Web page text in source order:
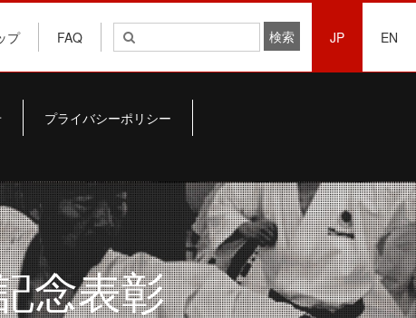
プ FAQ JP EN
プライバシーポリシー
念表彰